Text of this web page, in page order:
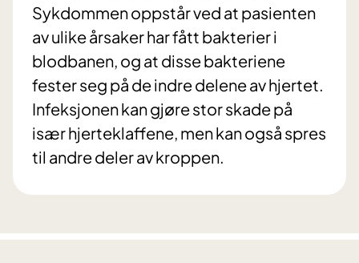
Sykdommen oppstår ved at pasienten
av ulike årsaker har fått bakterier i
blodbanen, og at disse bakteriene
fester seg på de indre delene av hjertet.
Infeksjonen kan gjøre stor skade på
især hjerteklaffene, men kan også spres
til andre deler av kroppen.